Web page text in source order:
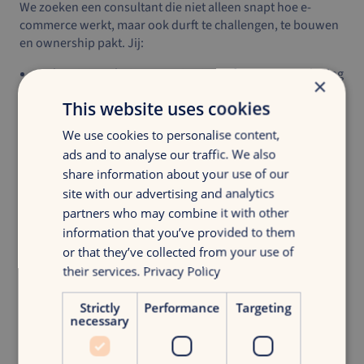
We zoeken een consultant die niet alleen snapt hoe e-
commerce werkt, maar ook durft te challengen, te bouwen
en ownership pakt. Jij:
Hebt minimaal 3 jaar ervaring in performance marketing
Denkt analytisch, werkt gestructureerd en
communiceert helder
Bent bekend met platformen als Google Ads, Meta Ads,
GA4 en Billy Grace
Krijgt energie van het begeleiden van klanten en het
sturen op resultaat
Werkt graag samen in een ambitieus en informeel team
Wat je van ons krijgt
Bij ons krijg je de kans om een significante bijdrage te
leveren aan een groeiend, ambitieus bureau. Dit kun je van
ons verwachten:
Een salaris tussen €3.500 en €4.000, afhankelijk van je
×
This website uses cookies
We use cookies to personalise content,
ads and to analyse our traffic. We also
share information about your use of our
site with our advertising and analytics
partners who may combine it with other
information that you’ve provided to them
or that they’ve collected from your use of
their services. Privacy Policy
Strictly
necessary
Performance Targeting